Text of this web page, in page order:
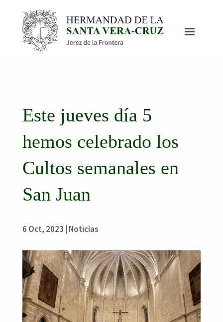
Este jueves día 5
hemos celebrado los
Cultos semanales en
San Juan
6 Oct, 2023 Noticias